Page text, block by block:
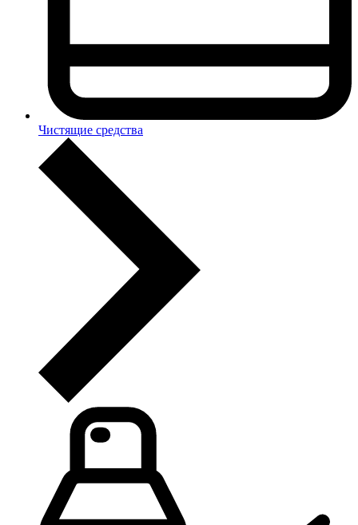
Чистящие средства